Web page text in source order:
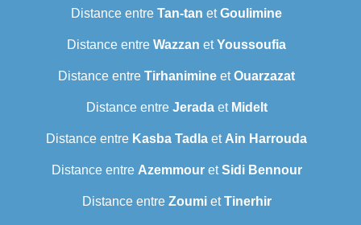
Distance entre Tan-tan etGoulimine
Distance entre Wazzan etYoussoufia
Distance entre Tirhanimine etOuarzazat
Distance entre Jeradaet Midelt
Distance entre Kasba Tadla et Ain Harrouda
Distance entre AzemmouretSidi Bennour
Distance entre ZoumietTinerhir